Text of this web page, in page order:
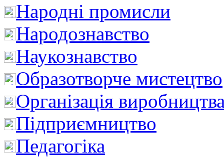
Народні промисли
Народознавство
Наукознавство
Образотворче мистецтво
Організація
Підприємництво
Педагогіка